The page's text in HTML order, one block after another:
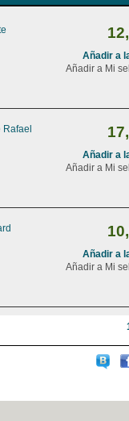
Añadir a
Añadir a Mi
Añadir a
Añadir a Mi
Añadir a
Añadir a Mi